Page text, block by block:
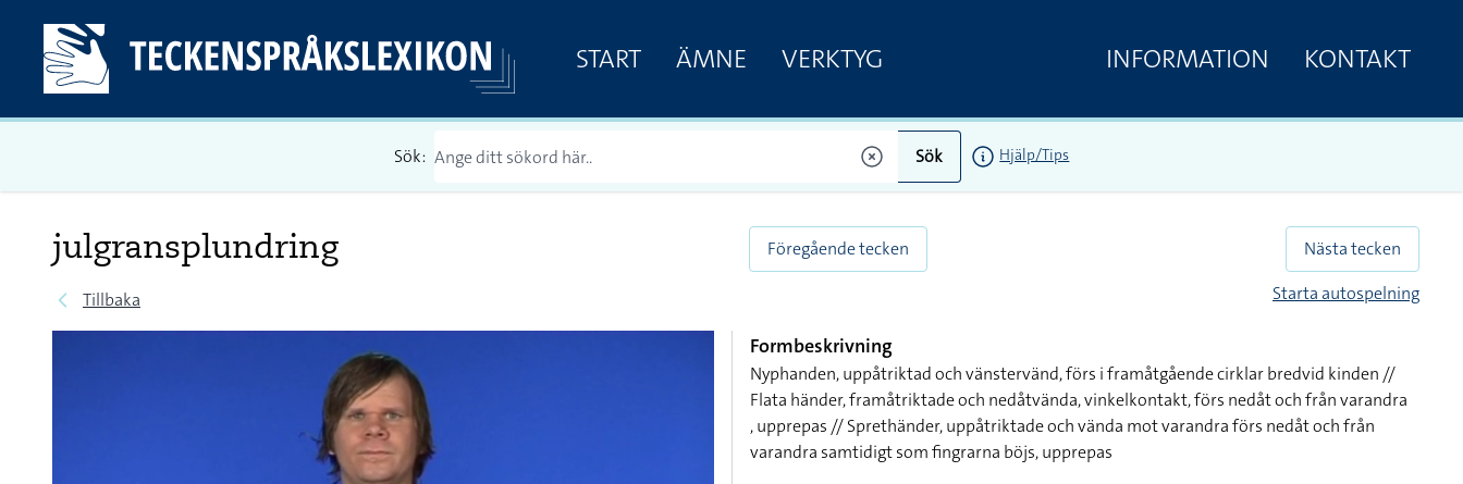
START ÄMNE VERKTYG INFORMATION KONTAKT
Sök: Sök Hjälp/Tips
julgransplundring
Tillbaka
Föregående tecken
Nästa tecken
Starta autospelning
Formbeskrivning
Nyphanden, uppåtriktad och vänstervänd, förs i framåtgående cirklar bredvid kinden //
Flata händer, framåtriktade och nedåtvända, vinkelkontakt, förs nedåt och från varandra
, upprepas // Sprethänder, uppåtriktade och vända mot varandra förs nedåt och från
varandra samtidigt som fingrarna böjs, upprepas